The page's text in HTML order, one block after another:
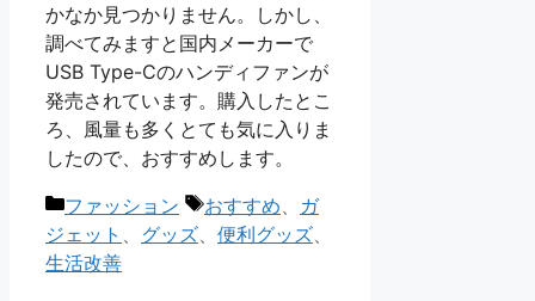
かなか見つかりません。しかし、
調べてみますと国内メーカーで
USB Type-Cのハンディファンが
発売されています。購入したとこ
ろ、風量も多くとても気に入りま
したので、おすすめします。
カ
テ
ゴ
ファッション
タ
グ
おすすめ
ガ
ジェット
グッズ 便利グッズ
生活改善